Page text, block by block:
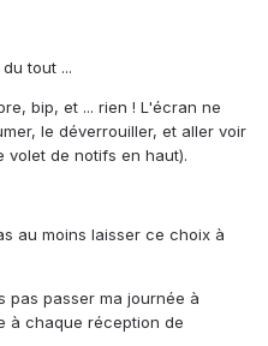
tout ...
bip, et ... rien ! L'écran ne
le déverrouiller, et aller voir
volet de notifs en haut).
au moins laisser ce choix à
pas passer ma journée à
à chaque réception de